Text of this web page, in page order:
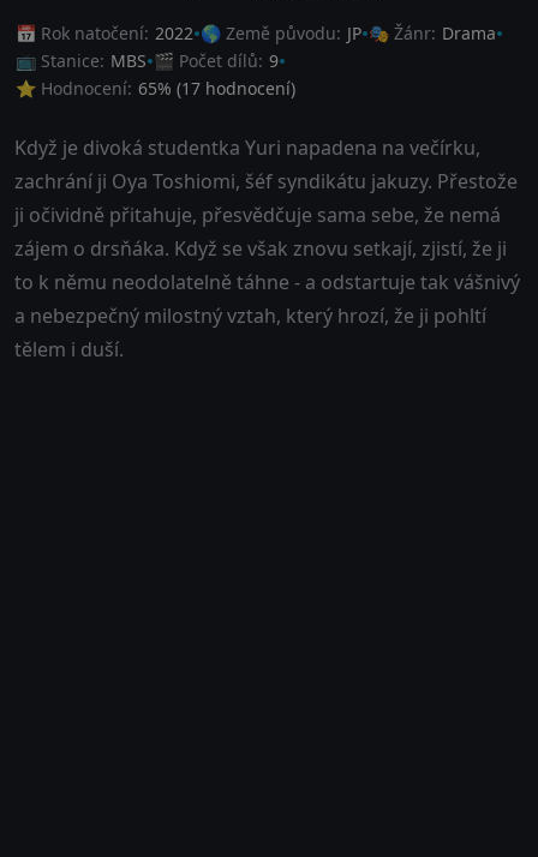
📅 Rok natočení: 2022 🌎 Země původu: JP 🎭 Žánr: Drama
📺 Stanice: MBS 🎬 Počet dílů: 9
⭐ Hodnocení: 65% (17 hodnocení)
Když je divoká studentka Yuri napadena na večírku,
zachrání ji Oya Toshiomi, šéf syndikátu jakuzy. Přestože
ji očividně přitahuje, přesvědčuje sama sebe, že nemá
zájem o drsňáka. Když se však znovu setkají, zjistí, že ji
to k němu neodolatelně táhne - a odstartuje tak vášnivý
a nebezpečný milostný vztah, který hrozí, že ji pohltí
tělem i duší.